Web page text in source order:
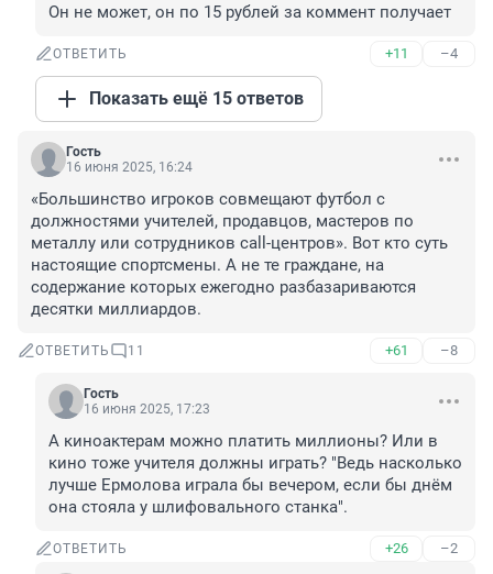
Он не может, он по 15 рублей за коммент получает
ОТВЕТИТЬ +11 –4
Показать ещё 15 ответов
Гость
16 июня 2025, 16:24
«Большинство игроков совмещают футбол с
должностями учителей, продавцов, мастеров по
металлу или сотрудников call-центров». Вот кто суть
настоящие спортсмены. А не те граждане, на
содержание которых ежегодно разбазариваются
десятки миллиардов.
ОТВЕТИТЬ 11 +61 –8
Гость
16 июня 2025, 17:23
А киноактерам можно платить миллионы? Или в
кино тоже учителя должны играть? "Ведь насколько
лучше Ермолова играла бы вечером, если бы днём
она стояла у шлифовального станка".
ОТВЕТИТЬ +26 –2